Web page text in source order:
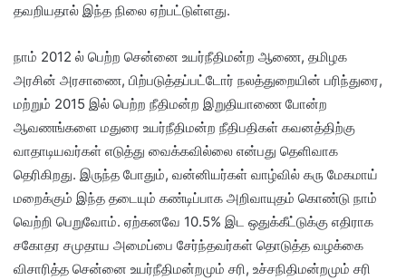
தவறியதால் இந்த நிலை ஏற்பட்டுள்ளது.
நாம் 2012 ல் பெற்ற சென்னை உயர்நீதிமன்ற ஆணை, தமிழக
அரசின் அரசாணை, பிற்படுத்தப்பட்டோர் நலத்துறையின் பரிந்துரை,
மற்றும் 2015 இல் பெற்ற நீதிமன்ற இறுதியாணை போன்ற
ஆவணங்களை மதுரை உயர்நீதிமன்ற நீதிபதிகள் கவனத்திற்கு
வாதாடியவர்கள் எடுத்து வைக்கவில்லை என்பது தெளிவாக
தெரிகிறது. இருந்த போதும், வன்னியர்கள் வாழ்வில் கரு மேகமாய்
மறைக்கும் இந்த தடையும் கண்டிப்பாக அறிவாயுதம் கொண்டு நாம்
வெற்றி பெறுவோம். ஏற்கனவே 10.5% இட ஒதுக்கீட்டுக்கு எதிராக
சகோதர சமுதாய அமைப்பை சேர்ந்தவர்கள் தொடுத்த வழக்கை
விசாரித்த சென்னை உயர்நீதிமன்றமும் சரி, உச்சநிதிமன்றமும் சரி